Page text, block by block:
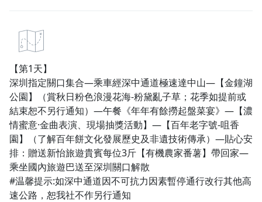
【第1天】
深圳指定關口集合—乘車經深中通道極速達中山—【金鐘湖
公園】（賞秋日粉色浪漫花海-粉黛亂子草；花季如提前或
結束恕不另行通知）—午餐《年年有餘撈起盤菜宴》—【濃
情蜜意·金曲表演、現場抽獎活動】—【百年老字號-咀香
園】（了解百年餅文化發展歷史及非遺技術傳承）—貼心安
排：贈送新怡旅遊貴賓每位3斤【有機農家番薯】帶回家—
乘坐國內旅遊巴送至深圳關口解散
#温馨提示:如深中通道因不可抗力因素暫停通行改行其他高
速公路，恕我社不作另行通知